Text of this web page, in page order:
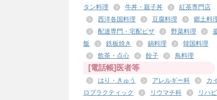
タン料理
牛丼・親子丼
紅茶専門店
西洋各国料理
豆腐料理
郷土料
配達専門・宅配ピザ
野菜料理
飯
鉄板焼き 鍋料理
韓国料理
飲茶・点心
餃子 鳥料理
[電話帳]医者等
はり・きゅう アレルギー科
カ
ロプラクティック
リウマチ科
リハビ